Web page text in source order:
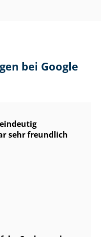
bei Google
sehr freundlich